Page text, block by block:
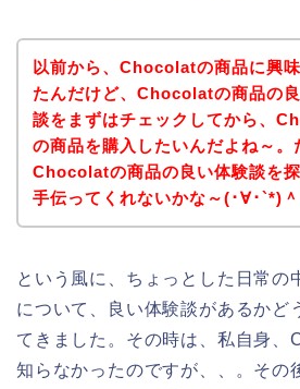
以前から、Chocolatの商品に興
たんだけど、Chocolatの商品の
談をまずはチェックしてから、
の商品を購入したいんだよね～。
Chocolatの商品の良い体験談を
手伝ってくれないかな～(･∀･`*)＾
という風に、ちょっとした日常の
について、良い体験談があるかど
てきました。その時は、私自身、
知らなかったのですが、、。その